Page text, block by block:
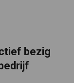
bezig